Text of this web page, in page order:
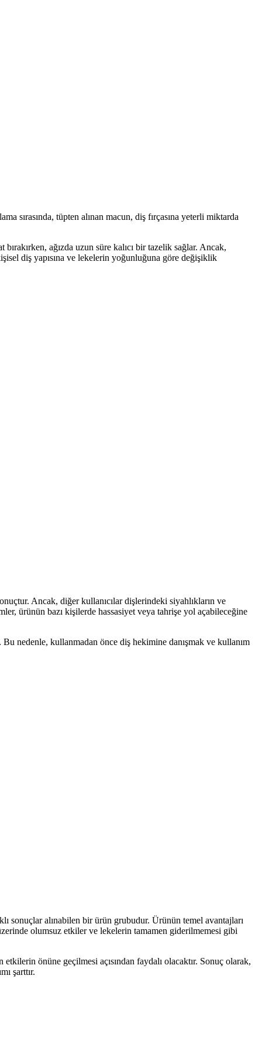
dişlere uygun kullanım sunar.
gözle görülür farklar sağlar.
sırasında, tüpten alınan macun, diş fırçasına yeterli miktarda
ağızda uzun süre kalıcı bir tazelik sağlar. Ancak,
diş yapısına ve lekelerin yoğunluğuna göre değişiklik
Ancak, diğer kullanıcılar dişlerindeki siyahlıkların ve
ürünün bazı kişilerde hassasiyet veya tahrişe yol açabileceğine
nedenle, kullanmadan önce diş hekimine danışmak ve kullanım
sonuçlar alınabilen bir ürün grubudur. Ürünün temel avantajları
olumsuz etkiler ve lekelerin tamamen giderilmemesi gibi
önüne geçilmesi açısından faydalı olacaktır. Sonuç olarak,
şarttır.